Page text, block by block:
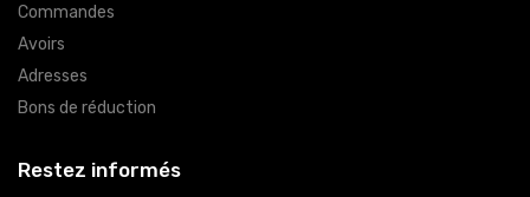
Commandes
Avoirs
Adresses
Bons de réduction
Restez informés